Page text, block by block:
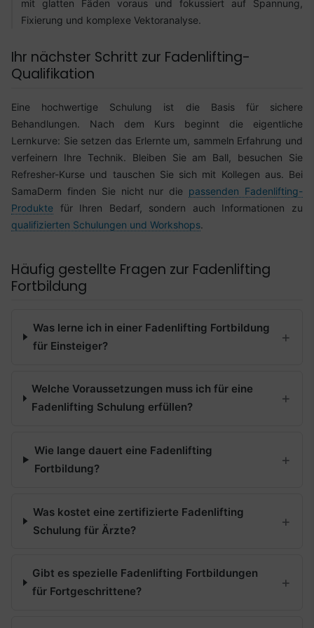
mit glatten Fäden voraus und fokussiert auf Spannung,
Fixierung und komplexe Vektoranalyse.
Ihr nächster Schritt zur Fadenlifting-
Qualifikation
Eine hochwertige Schulung ist die Basis für sichere
Behandlungen. Nach dem Kurs beginnt die eigentliche
Lernkurve: Sie setzen das Erlernte um, sammeln Erfahrung und
verfeinern Ihre Technik. Bleiben Sie am Ball, besuchen Sie
Refresher-Kurse und tauschen Sie sich mit Kollegen aus. Bei
SamaDerm finden Sie nicht nur die passenden Fadenlifting-
Produkte für Ihren Bedarf, sondern auch Informationen zu
qualifizierten Schulungen und Workshops.
Häufig gestellte Fragen zur Fadenlifting
Fortbildung
Was lerne ich in einer Fadenlifting Fortbildung
für Einsteiger?
Welche Voraussetzungen muss ich für eine
Fadenlifting Schulung erfüllen?
Wie lange dauert eine Fadenlifting
Fortbildung?
Was kostet eine zertifizierte Fadenlifting
Schulung für Ärzte?
Gibt es spezielle Fadenlifting Fortbildungen
für Fortgeschrittene?